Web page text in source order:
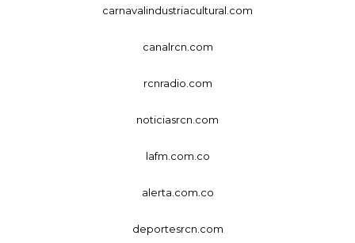
carnavalindustriacultural.com
canalrcn.com
rcnradio.com
noticiasrcn.com
lafm.com.co
alerta.com.co
deportesrcn.com